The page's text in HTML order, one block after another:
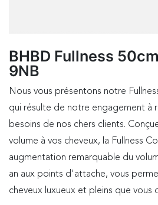
BHBD Fullness
9NB
Nous vous présentons notre
qui résulte de notre engagement à
besoins de nos chers clients.
volume à vos cheveux, la Fullness
augmentation remarquable du
an aux points d'attache, vous
cheveux luxueux et pleins que vous